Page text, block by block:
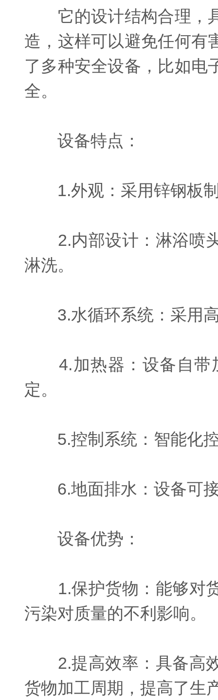
它的设计结构合理，具
造，这样可以避免任何有
了多种安全设备，比如电
全。
设备特点：
1.外观：采用锌钢板制
2.内部设计：淋浴喷头
淋洗。
3.水循环系统：采用高
4.加热器：设备自带
定。
5.控制系统：智能化控
6.地面排水：设备可接
设备优势：
1.保护货物：能够对货
污染对质量的不利影响。
2.提高效率：具备高效
货物加工周期，提高了生